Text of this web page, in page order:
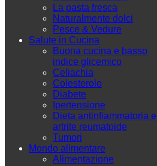
La pasta fresca
Naturalmente dolci
Pesce & Vedure
Salute in Cucina
Buona cucina e basso
indice glicemico
Celiachia
Colesterolo
Diabete
Ipertensione
Dieta antinfiammatoria e
artrite reumatoide
Tumori
Mondo alimentare
Alimentazione